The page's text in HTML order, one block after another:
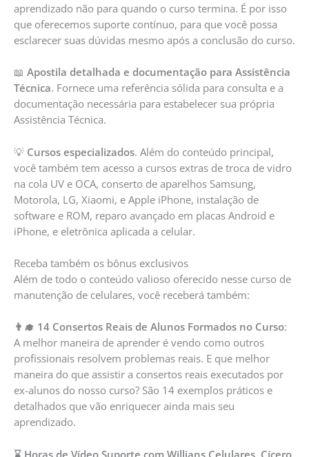
aprendizado não para quando o curso termina. É por isso
que oferecemos suporte contínuo, para que você possa
esclarecer suas dúvidas mesmo após a conclusão do curso.
📖 Apostila detalhada e documentação para Assistência
Técnica. Fornece uma referência sólida para consulta e a
documentação necessária para estabelecer sua própria
Assistência Técnica.
💡 Cursos especializados. Além do conteúdo principal,
você também tem acesso a cursos extras de troca de vidro
na cola UV e OCA, conserto de aparelhos Samsung,
Motorola, LG, Xiaomi, e Apple iPhone, instalação de
software e ROM, reparo avançado em placas Android e
iPhone, e eletrônica aplicada a celular.
Receba também os bônus exclusivos
Além de todo o conteúdo valioso oferecido nesse curso de
manutenção de celulares, você receberá também:
👨‍🎓 14 Consertos Reais de Alunos Formados no Curso:
A melhor maneira de aprender é vendo como outros
profissionais resolvem problemas reais. E que melhor
maneira do que assistir a consertos reais executados por
ex-alunos do nosso curso? São 14 exemplos práticos e
detalhados que vão enriquecer ainda mais seu
aprendizado.
⌛ Horas de Vídeo Suporte com Willians Celulares, Cícero